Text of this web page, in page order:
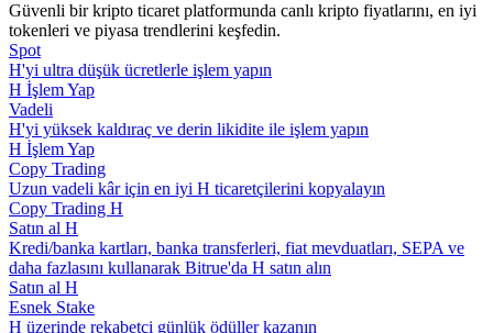
Bilgi
Ticaret bilgileri vb. dahil olmak üzere büyük veri analizi.
Güvenli bir kripto ticaret platformunda canlı kripto fiyatlarını, en iyi
tokenleri ve piyasa trendlerini keşfedin.
Spot
H'yi ultra düşük ücretlerle işlem yapın
H İşlem Yap
Vadeli
H'yi yüksek kaldıraç ve derin likidite ile işlem yapın
H İşlem Yap
Copy Trading
Uzun vadeli kâr için en iyi H ticaretçilerini kopyalayın
Copy Trading H
Satın al H
Kredi/banka kartları, banka transferleri, fiat mevduatları, SEPA ve
daha fazlasını kullanarak Bitrue'da H satın alın
Satın al H
Esnek Stake
H üzerinde rekabetçi günlük ödüller kazanın